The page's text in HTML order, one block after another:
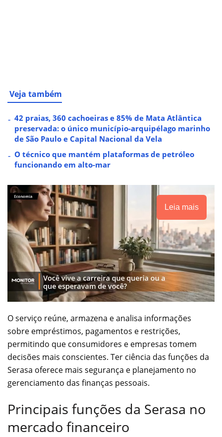
Veja também
42 praias, 360 cachoeiras e 85% de Mata Atlântica
preservada: o único município-arquipélago marinho
de São Paulo e Capital Nacional da Vela
O técnico que mantém plataformas de petróleo
funcionando em alto-mar
Leia mais
O serviço reúne, armazena e analisa informações
sobre empréstimos, pagamentos e restrições,
permitindo que consumidores e empresas tomem
decisões mais conscientes. Ter ciência das funções da
Serasa oferece mais segurança e planejamento no
gerenciamento das finanças pessoais.
Principais funções da Serasa no
mercado financeiro